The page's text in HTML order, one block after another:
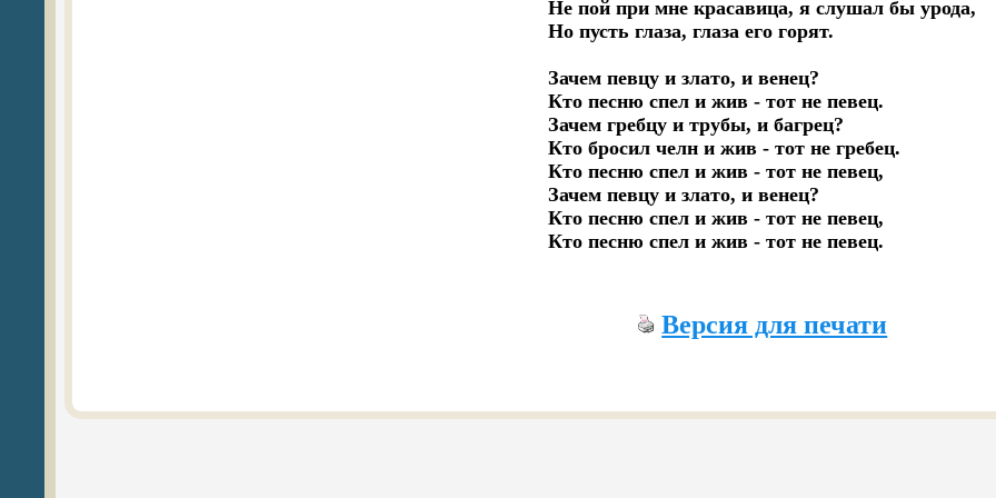
Не пой при мне красавица, я слушал бы урода,
Но пусть глаза, глаза его горят.
Зачем певцу и злато, и венец?
Кто песню спел и жив - тот не певец.
Зачем гребцу и трубы, и багрец?
Кто бросил челн и жив - тот не гребец.
Кто песню спел и жив - тот не певец,
Зачем певцу и злато, и венец?
Кто песню спел и жив - тот не певец,
Версия для печати